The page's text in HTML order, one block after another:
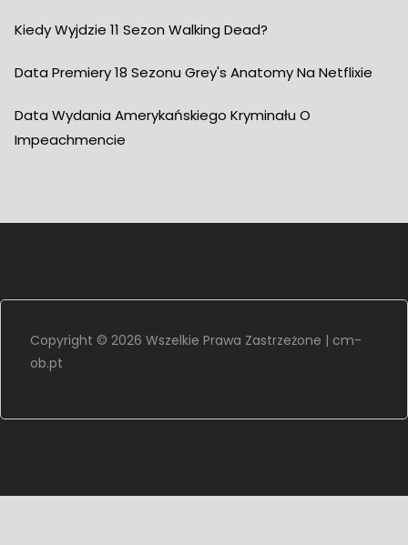
Kiedy Wyjdzie 11 Sezon Walking Dead?
Data Premiery 18 Sezonu Grey's Anatomy Na Netflixie
Data Wydania Amerykańskiego Kryminału O
Impeachmencie
Copyright © 2026 Wszelkie Prawa Zastrzeżone | cm-
ob.pt